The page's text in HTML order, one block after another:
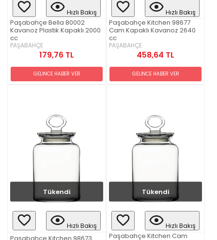
Hızlı Bakış
Paşabahçe Bella 80002
Kavanoz Plastik Kapaklı 2000
cc
PAŞABAHÇE
179,76 TL
GELİNCE HABER VER
Hızlı Bakış
Paşabahçe Kitchen 98677
Cam Kapaklı Kavanoz 2640
cc
PAŞABAHÇE
458,64 TL
GELİNCE HABER VER
Tükendi
Hızlı Bakış
Tükendi
Hızlı Bakış
Paşabahçe Kitchen Cam